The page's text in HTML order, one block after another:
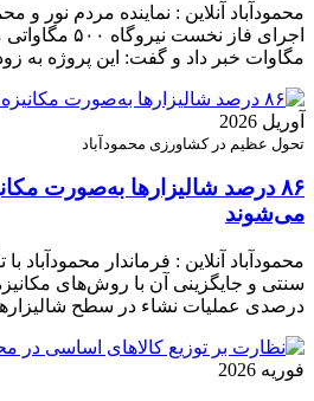
محمودآباد آنلاین : نماینده مردم نور و
مگاوات خبر داد و گفت: این پروژه به
آوریل 2026
تحول عظیم در کشاورزی محمودآباد
۸۶ درصد شالیزارها به‌صورت
می‌شوند
محمودآباد آنلاین : فرماندار محمودآباد
درصدی عملیات نشاء در سطح
فوریه 2026